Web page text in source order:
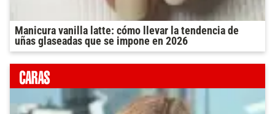
Manicura vanilla latte: cómo llevar la tendencia de
uñas glaseadas que se impone en 2026